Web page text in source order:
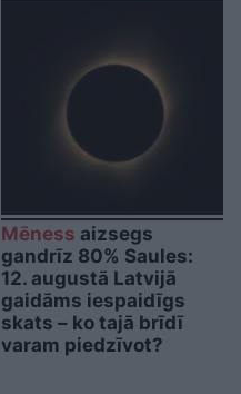
Mēness aizsegs
gandrīz 80% Saules:
12. augustā Latvijā
gaidāms iespaidīgs
skats – ko tajā brīdī
varam piedzīvot?